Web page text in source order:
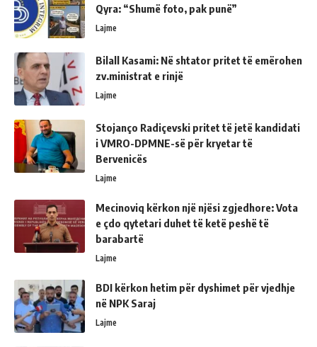
Qyra: “Shumë foto, pak punë”
Lajme
Bilall Kasami: Në shtator pritet të emërohen
zv.ministrat e rinjë
Lajme
Stojanço Radiçevski pritet të jetë kandidati
i VMRO-DPMNE-së për kryetar të
Bervenicës
Lajme
Mecinoviq kërkon një njësi zgjedhore: Vota
e çdo qytetari duhet të ketë peshë të
barabartë
Lajme
BDI kërkon hetim për dyshimet për vjedhje
në NPK Saraj
Lajme